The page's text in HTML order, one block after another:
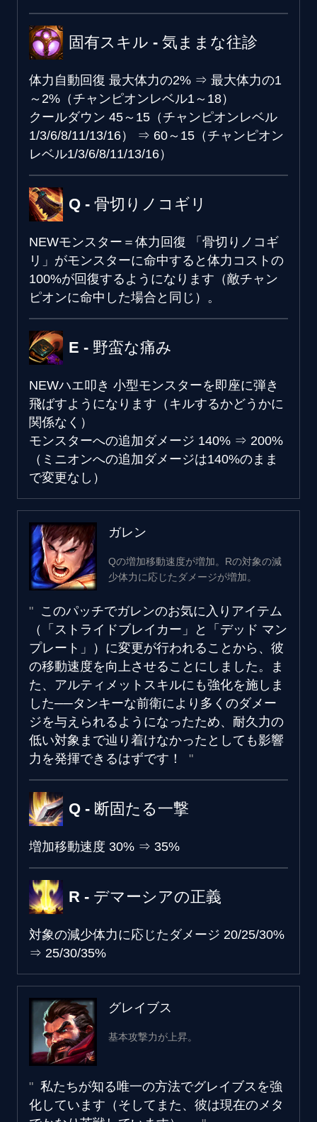
固有スキル - 気ままな往診
体力自動回復 最大体力の2% ⇒ 最大体力の1
～2%（チャンピオンレベル1～18）
クールダウン 45～15（チャンピオンレベル
1/3/6/8/11/13/16）
⇒ 60～15（チャンピオン
レベル1/3/6/8/11/13/16）
Q - 骨切りノコギリ
NEWモンスター＝体力回復
「骨切りノコギ
リ」がモンスターに命中すると体力コストの
100%が回復するようになります（敵チャン
ピオンに命中した場合と同じ）。
E - 野蛮な痛み
NEWハエ叩き 小型モンスターを即座に弾き
飛ばすようになります（キルするかどうかに
関係なく）
モンスターへの追加ダメージ 140% ⇒ 200%
（ミニオンへの追加ダメージは140%のまま
で変更なし）
ガレン
Qの増加移動速度が増加。Rの対象の減
少体力に応じたダメージが増加。
このパッチでガレンのお気に入りアイテム
（「ストライドブレイカー」と「デッド マン
プレート」）に変更が行われることから、彼
の移動速度を向上させることにしました。ま
た、アルティメットスキルにも強化を施しま
した──タンキーな前衛により多くのダメー
ジを与えられるようになったため、耐久力の
低い対象まで辿り着けなかったとしても影響
力を発揮できるはずです！
Q - 断固たる一撃
増加移動速度 30% ⇒ 35%
R - デマーシアの正義
対象の減少体力に応じたダメージ 20/25/30%
⇒ 25/30/35%
グレイブス
基本攻撃力が上昇。
私たちが知る唯一の方法でグレイブスを強
化しています（そしてまた、彼は現在のメタ